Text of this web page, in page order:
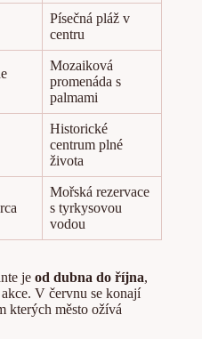
Písečná pláž v
centru
Mozaiková
promenáda s
palmami
Historické
centrum plné
života
Mořská rezervace
s tyrkysovou
vodou
je od dubna do října,
V červnu se konají
kterých město ožívá